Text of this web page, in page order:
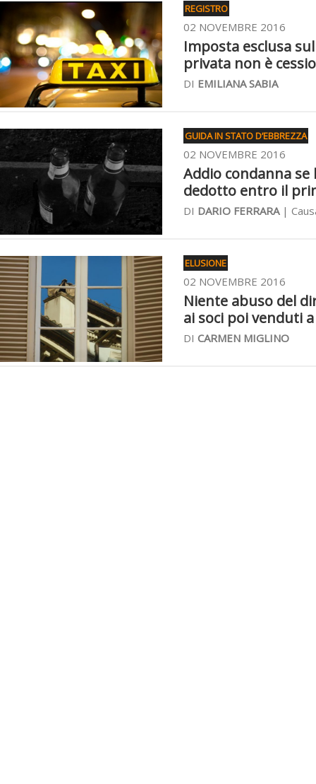
REGISTRO
02 NOVEMBRE 2016
Imposta esclusa
privata non è
DI EMILIANA SABIA
GUIDA IN STATO D’EBBREZZA
02 NOVEMBRE 2016
Addio condanna se
dedotto entro il
DI DARIO FERRARA|
ELUSIONE
02 NOVEMBRE 2016
Niente abuso del
ai soci poi venduti
DI CARMEN MIGLINO